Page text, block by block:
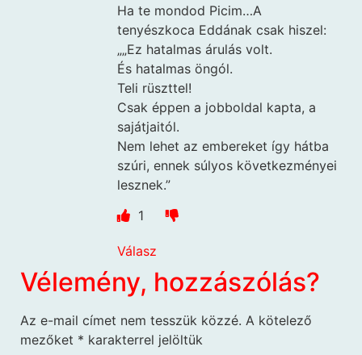
Ha te mondod Picim…A
tenyészkoca Eddának csak hiszel:
„„Ez hatalmas árulás volt.
És hatalmas öngól.
Teli rüszttel!
Csak éppen a jobboldal kapta, a
sajátjaitól.
Nem lehet az embereket így hátba
szúri, ennek súlyos következményei
lesznek.”
1
Válasz
Vélemény, hozzászólás?
Az e-mail címet nem tesszük közzé. A kötelező
mezőket * karakterrel jelöltük